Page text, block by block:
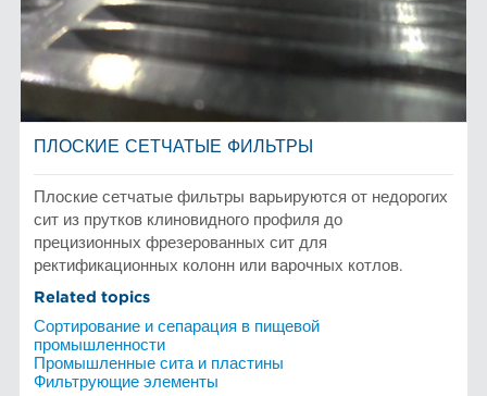
ПЛОСКИЕ СЕТЧАТЫЕ ФИЛЬТРЫ
Плоские сетчатые фильтры варьируются от недорогих
сит из прутков клиновидного профиля до
прецизионных фрезерованных сит для
ректификационных колонн или варочных котлов.
Related topics
Сортирование и сепарация в пищевой
промышленности
Промышленные сита и пластины
Фильтрующие элементы